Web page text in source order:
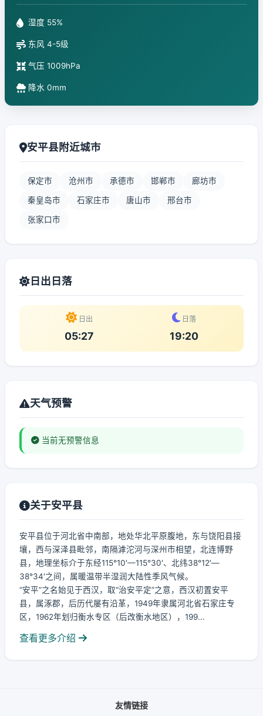
湿度 55%
东风 4-5级
气压 1009hPa
降水 0mm
安平县附近城市
保定市 沧州市 承德市 邯郸市 廊坊市
秦皇岛市 石家庄市 唐山市 邢台市
张家口市
日出日落
日出
05:27
日落
19:20
天气预警
当前无预警信息
关于安平县
安平县位于河北省中南部，地处华北平原腹地，东与饶阳县接
壤，西与深泽县毗邻，南隔滹沱河与深州市相望，北连博野
县，地理坐标介于东经115°10′—115°30′、北纬38°12′—
38°34′之间，属暖温带半湿润大陆性季风气候。
“安平”之名始见于西汉，取“治安平定”之意，西汉初置安平
县，属涿郡，后历代屡有沿革，1949年隶属河北省石家庄专
区，1962年划归衡水专区（后改衡水地区），199...
查看更多介绍
友情链接